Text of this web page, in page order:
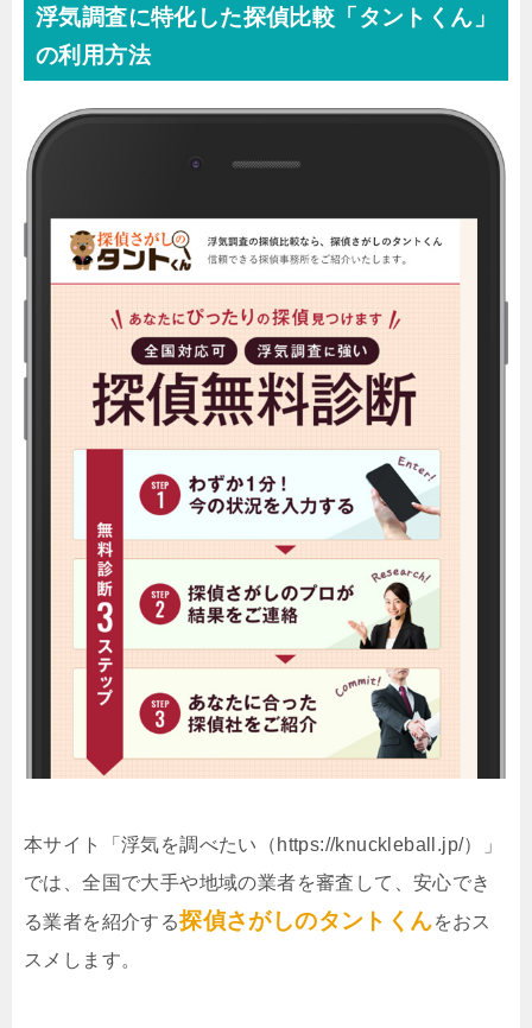
浮気調査に特化した探偵比較「タントくん」
の利用方法
本サイト「浮気を調べたい（https://knuckleball.jp/）」
では、全国で大手や地域の業者を審査して、安心でき
る業者を紹介する探偵さがしのタントくんをおス
スメします。